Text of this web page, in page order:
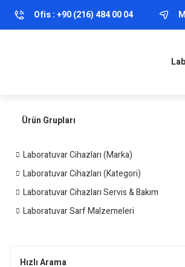
Ofis :+90 (216) 484 00 04
Ürün Grupları
Laboratuvar Cihazları (Marka)
Laboratuvar Cihazları (Kategori)
Laboratuvar Cihazları Servis & Bakım
Laboratuvar Sarf Malzemeleri
Hızlı Arama